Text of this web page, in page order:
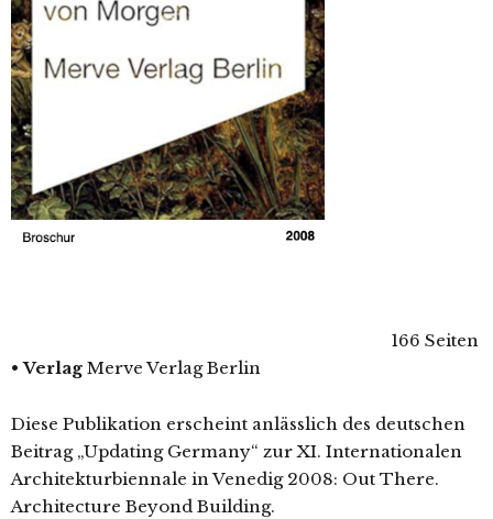
166 Seiten
• Verlag Merve Verlag Berlin
Diese Publikation erscheint anlässlich des deutschen
Beitrag „Updating Germany“ zur XI. Internationalen
Architekturbiennale in Venedig 2008: Out There.
Architecture Beyond Building.